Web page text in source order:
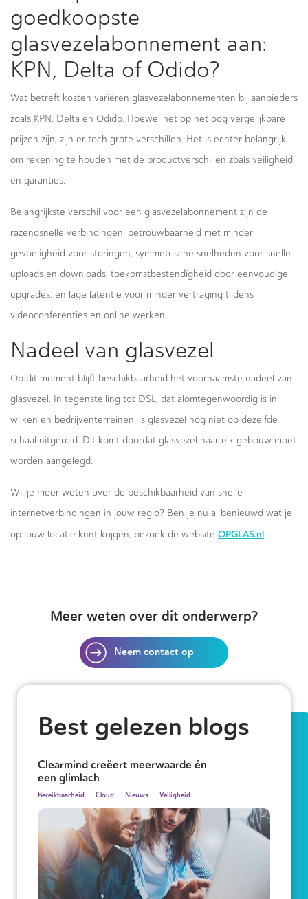
goedkoopste
glasvezelabonnement aan:
KPN, Delta of Odido?
Wat betreft kosten variëren glasvezelabonnementen bij aanbieders
zoals KPN, Delta en Odido. Hoewel het op het oog vergelijkbare
prijzen zijn, zijn er toch grote verschillen. Het is echter belangrijk
om rekening te houden met de productverschillen zoals veiligheid
en garanties.
Belangrijkste verschil voor een glasvezelabonnement zijn de
razendsnelle verbindingen, betrouwbaarheid met minder
gevoeligheid voor storingen, symmetrische snelheden voor snelle
uploads en downloads, toekomstbestendigheid door eenvoudige
upgrades, en lage latentie voor minder vertraging tijdens
videoconferenties en online werken.
Nadeel van glasvezel
Op dit moment blijft beschikbaarheid het voornaamste nadeel van
glasvezel. In tegenstelling tot DSL, dat alomtegenwoordig is in
wijken en bedrijventerreinen, is glasvezel nog niet op dezelfde
schaal uitgerold. Dit komt doordat glasvezel naar elk gebouw moet
worden aangelegd.
Wil je meer weten over de beschikbaarheid van snelle
internetverbindingen in jouw regio? Ben je nu al benieuwd wat je
op jouw locatie kunt krijgen, bezoek de website OPGLAS.nl.
Meer weten over dit onderwerp?
Neem contact op
Best gelezen blogs
Clearmind creëert meerwaarde én
een glimlach
Bereikbaarheid Cloud Nieuws Veiligheid